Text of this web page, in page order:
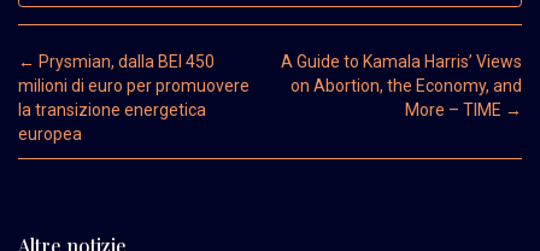
Post navigation
← Prysmian, dalla BEI 450
milioni di euro per promuovere
la transizione energetica
europea
A Guide to Kamala Harris’ Views
on Abortion, the Economy, and
More – TIME →
Altre notizie